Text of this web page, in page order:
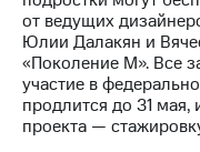
Описание
Уведомление
о
погашении
именных
от ведущих
Юлии Далакян и
«Поколение М». Все
участие в
продлится до 31
проекта —